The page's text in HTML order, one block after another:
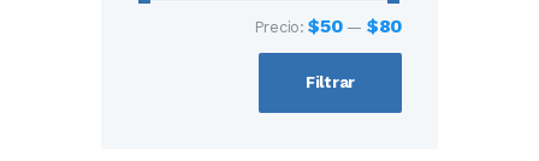
Filtrar
Precio:$50— $80